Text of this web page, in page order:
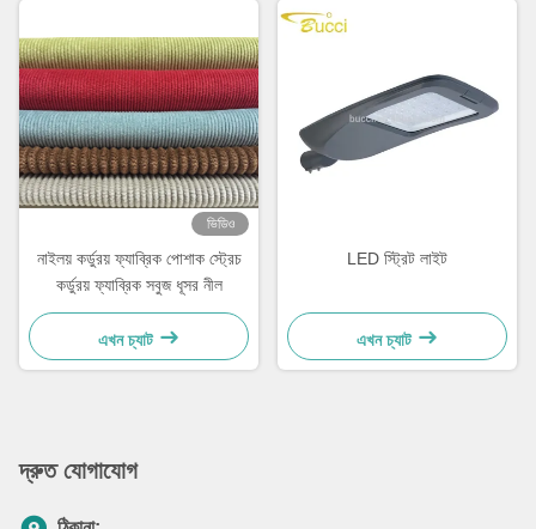
ভিডিও
নাইলয় কর্ডুরয় ফ্যাব্রিক পোশাক স্ট্রেচ
কর্ডুরয় ফ্যাব্রিক সবুজ ধূসর নীল
এখন চ্যাট
LED স্ট্রিট লাইট
এখন চ্যাট
দ্রুত যোগাযোগ